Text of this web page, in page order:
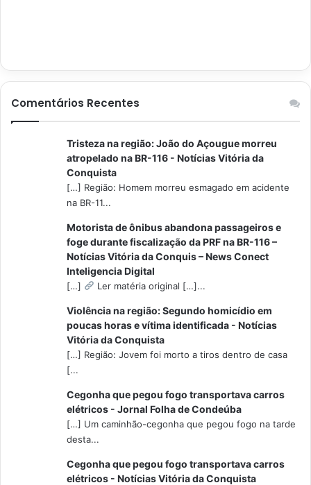
Comentários Recentes
Tristeza na região: João do Açougue morreu
atropelado na BR-116 - Notícias Vitória da
Conquista
[…] Região: Homem morreu esmagado em acidente
na BR-11...
Motorista de ônibus abandona passageiros e
foge durante fiscalização da PRF na BR-116 –
Notícias Vitória da Conquis – News Conect
Inteligencia Digital
[…] Ler matéria original […]...
Violência na região: Segundo homicídio em
poucas horas e vítima identificada - Notícias
Vitória da Conquista
[…] Região: Jovem foi morto a tiros dentro de casa
[...
Cegonha que pegou fogo transportava carros
elétricos - Jornal Folha de Condeúba
[…] Um caminhão-cegonha que pegou fogo na tarde
desta...
Cegonha que pegou fogo transportava carros
elétricos - Notícias Vitória da Conquista